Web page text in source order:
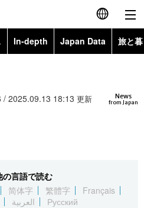
English
繁體字
العربية
In-depth Japan Data 旅と
Images
お知らせ
News
from Japan
2025.09.13 18:13 更新
の言語で読む
简体字 繁體字
Français
العربية Русский